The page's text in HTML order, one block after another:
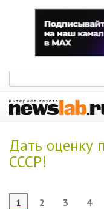
Дать оценку
СССР!
1 2 3 4